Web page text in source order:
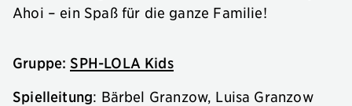
Ahoi – ein Spaß für die ganze Familie!
Gruppe: SPH-LOLA Kids
Spielleitung: Bärbel Granzow, Luisa Granzow